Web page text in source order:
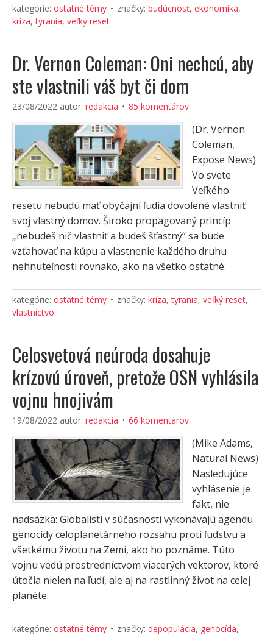
kategórie: ostatné témy značky: budúcnosť, ekonomika,
kríza,tyrania, veľký reset
Dr. Vernon Coleman: Oni nechcú, aby
ste vlastnili váš byt či dom
23/08/2022 autor: redakcia 85 komentárov
(Dr. Vernon
Coleman,
Expose News)
Vo svete
Veľkého
resetu nebudú mať obyčajní ľudia dovolené vlastniť
svoj vlastný domov. Široko propagovaný princíp
„nebudeš nič vlastniť a budeš šťastný“ sa bude
vzťahovať na kúpu a vlastnenie každého druhu
nehnuteľnosti rovnako, ako na všetko ostatné.
kategórie: ostatné témy značky: kríza,tyrania, veľký reset,
vlastníctvo
Celosvetová neúroda dosahuje
krízovú úroveň, pretože OSN vyhlásila
vojnu hnojivám
19/08/2022 autor: redakcia 66 komentárov
(Mike Adams,
Natural News)
Nasledujúce
vyhlásenie je
fakt, nie
nadsázka: Globalisti v súčasnosti vykonávajú agendu
genocídy celoplanetárneho rozsahu proti ľudstvu a
všetkému životu na Zemi, ako ho poznáme. Túto
vojnu vedú prostredníctvom viacerých vektorov, ktoré
útočia nielen na ľudí, ale aj na rastlinný život na celej
planéte.
kategórie: ostatné témy značky: depopulácia, genocída,